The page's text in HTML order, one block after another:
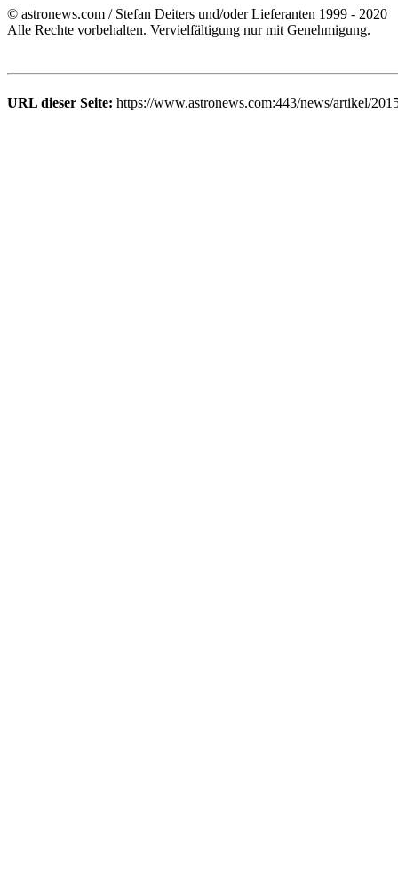
© astronews.com / Stefan Deiters und/oder Lieferanten 1999 - 2020
Alle Rechte vorbehalten. Vervielfältigung nur mit Genehmigung.
URL dieser Seite: https://www.astronews.com:443/news/artikel/